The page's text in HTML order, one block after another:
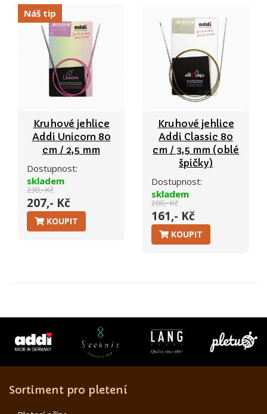
Náš tip
Kruhové jehlice
Addi Unicorn 80
cm / 2,5 mm
Dostupnost:
skladem
230,- Kč
207,- Kč
KOUPIT
Kruhové jehlice
Addi Classic 80
cm / 3,5 mm (oblé
špičky)
Dostupnost:
skladem
200,- Kč
161,- Kč
KOUPIT
Sortiment pro pletení